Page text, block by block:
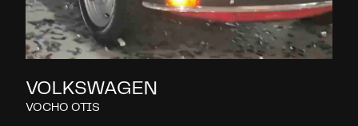
VOLKSWAGEN
VOCHO OTIS